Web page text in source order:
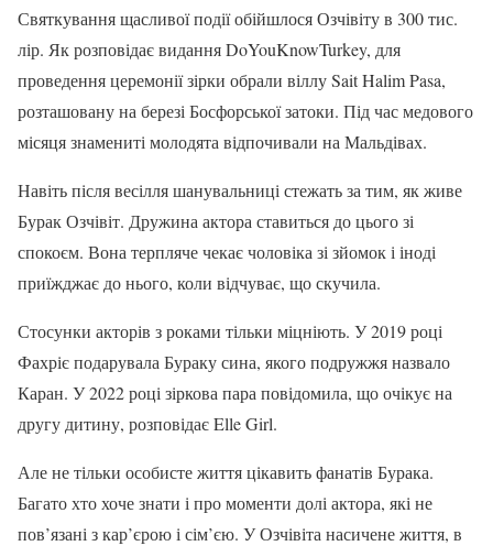
Святкування щасливої події обійшлося Озчівіту в 300 тис.
лір. Як розповідає видання DoYouKnowTurkey, для
проведення церемонії зірки обрали віллу Sait Halim Pasa,
розташовану на березі Босфорської затоки. Під час медового
місяця знамениті молодята відпочивали на Мальдівах.
Навіть після весілля шанувальниці стежать за тим, як живе
Бурак Озчівіт. Дружина актора ставиться до цього зі
спокоєм. Вона терпляче чекає чоловіка зі зйомок і іноді
приїжджає до нього, коли відчуває, що скучила.
Стосунки акторів з роками тільки міцніють. У 2019 році
Фахріє подарувала Бураку сина, якого подружжя назвало
Каран. У 2022 році зіркова пара повідомила, що очікує на
другу дитину, розповідає Elle Girl.
Але не тільки особисте життя цікавить фанатів Бурака.
Багато хто хоче знати і про моменти долі актора, які не
пов’язані з кар’єрою і сім’єю. У Озчівіта насичене життя, в